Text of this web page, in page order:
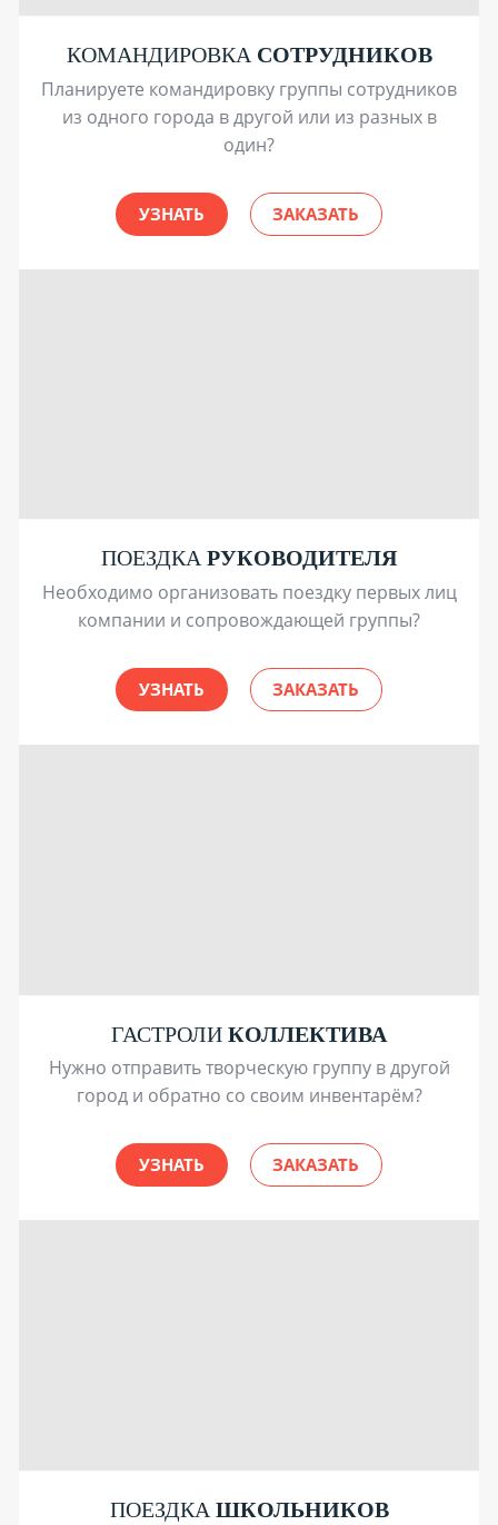
КОМАНДИРОВКА СОТРУДНИКОВ
Планируете командировку группы сотрудников
из одного города в другой или из разных в
один?
УЗНАТЬ ЗАКАЗАТЬ
ПОЕЗДКА РУКОВОДИТЕЛЯ
Необходимо организовать поездку первых лиц
компании и сопровождающей группы?
УЗНАТЬ ЗАКАЗАТЬ
ГАСТРОЛИ КОЛЛЕКТИВА
Нужно отправить творческую группу в другой
город и обратно со своим инвентарём?
УЗНАТЬ ЗАКАЗАТЬ
ПОЕЗДКА ШКОЛЬНИКОВ